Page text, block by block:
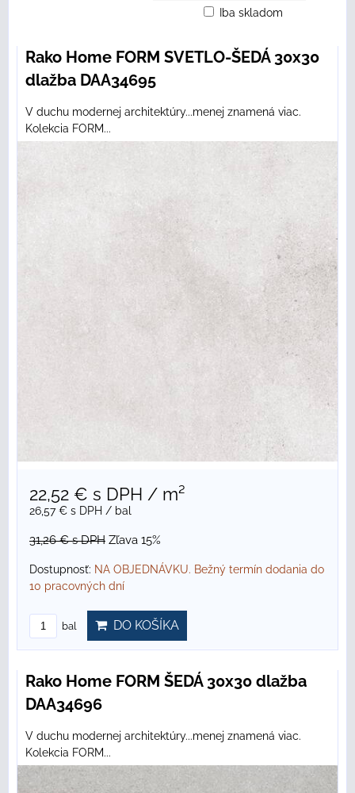
Iba skladom
Rako Home FORM SVETLO-ŠEDÁ 30x30
dlažba DAA34695
V duchu modernej architektúry...menej znamená viac.
Kolekcia FORM...
22,52 € s DPH / m²
26,57 € s DPH / bal
31,26 €s DPH Zľava 15%
Dostupnosť: NA OBJEDNÁVKU. Bežný termín dodania do
10 pracovných dní
bal DO KOŠÍKA
Rako Home FORM ŠEDÁ 30x30 dlažba
DAA34696
V duchu modernej architektúry...menej znamená viac.
Kolekcia FORM...